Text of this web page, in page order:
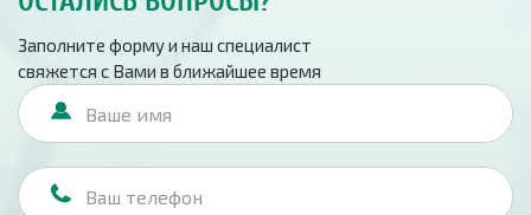
Заполните форму и наш специалист
свяжется с Вами в ближайшее время